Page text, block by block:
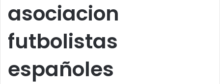
asociacion
futbolistas
españoles